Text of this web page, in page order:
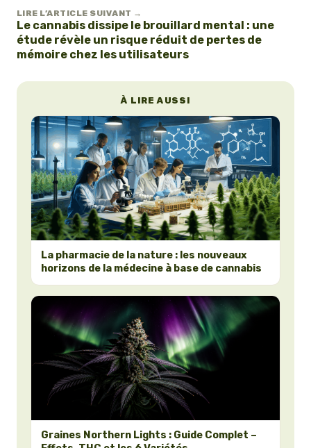
LIRE L’ARTICLE SUIVANT →
Le cannabis dissipe le brouillard mental : une
étude révèle un risque réduit de pertes de
mémoire chez les utilisateurs
À LIRE AUSSI
La pharmacie de la nature : les nouveaux
horizons de la médecine à base de cannabis
Graines Northern Lights : Guide Complet –